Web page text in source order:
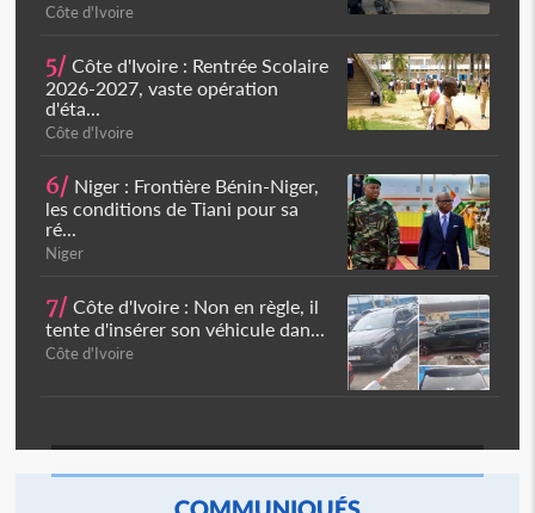
Côte d'Ivoire
5/ Côte d'Ivoire : Rentrée Scolaire
2026-2027, vaste opération
d'éta...
Côte d'Ivoire
6/ Niger : Frontière Bénin-Niger,
les conditions de Tiani pour sa
ré...
Niger
7/ Côte d'Ivoire : Non en règle, il
tente d'insérer son véhicule dan...
Côte d'Ivoire